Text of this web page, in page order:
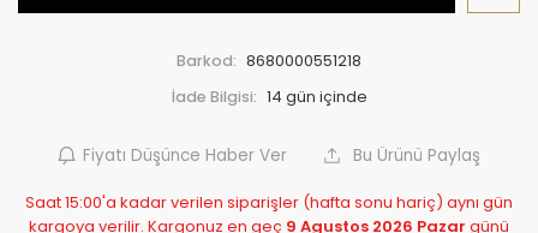
Barkod: 8680000551218
İade Bilgisi:
Fiyatı Düşünce Haber Ver Bu Ürünü Paylaş
Saat 15:00'a kadar verilen siparişler (hafta sonu hariç) aynı gün
kargoya verilir. Kargonuz en geç 9 Agustos 2026 Pazar günü